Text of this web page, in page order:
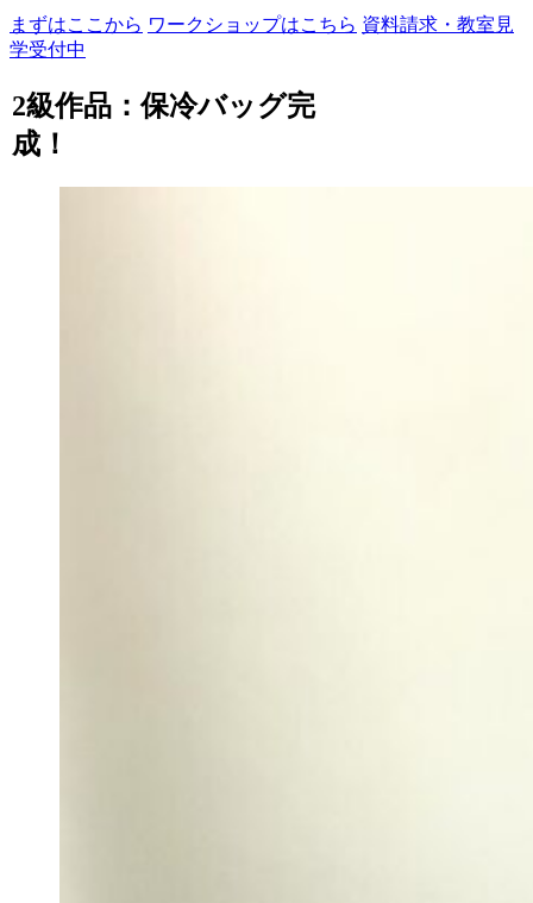
まずはここから ワークショップはこちら 資料請求・教室見
学受付中
2級作品：保冷バッグ完
成！